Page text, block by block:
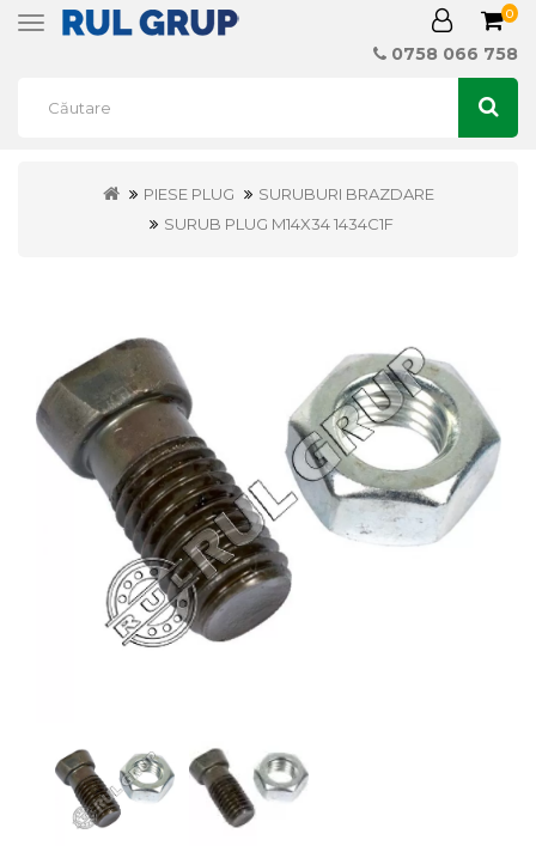
Toggle
0
0758 066 758
PIESE PLUG
SURUBURI BRAZDARE
SURUB PLUG M14X34 1434C1F